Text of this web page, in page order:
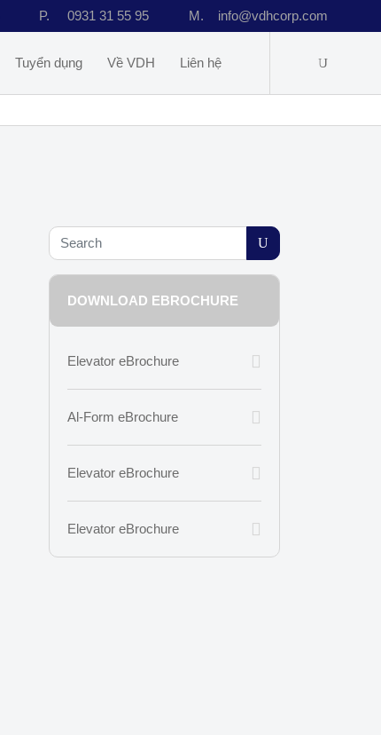
P. 0931 31 55 95 M. info@vdhcorp.com
Tuyển dụng Về VDH Liên hệ
DOWNLOAD EBROCHURE
Elevator eBrochure
Al-Form eBrochure
Elevator eBrochure
Elevator eBrochure